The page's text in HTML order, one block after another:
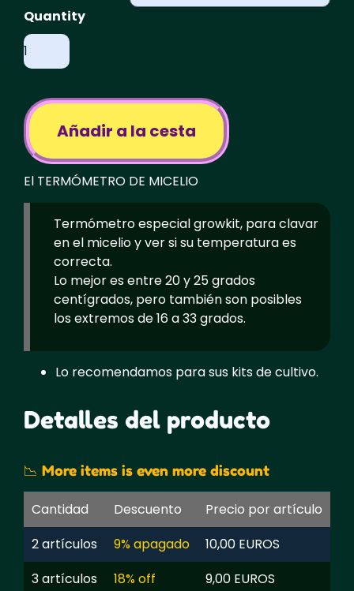
Mycelium
Thermometer
(for
shroomkits)
Añadir a la cesta
El TERMÓMETRO DE MICELIO
Termómetro especial growkit, para clavar
en el micelio y ver si su temperatura es
correcta.
Lo mejor es entre 20 y 25 grados
centígrados, pero también son posibles
los extremos de 16 a 33 grados.
Lo recomendamos para sus kits de cultivo.
Detalles del producto
📉 More items is even more discount
Cantidad Descuento
Precio por artículo
2 artículos
9% apagado
10,00 EUROS
3 artículos
18% off
9,00 EUROS